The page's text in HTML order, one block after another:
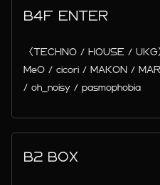
B4F ENTER
〈TECHNO / HOUSE / UKG
MeO / cicori / MAKON /
/ oh_noisy / pasmophobia
B2 BOX